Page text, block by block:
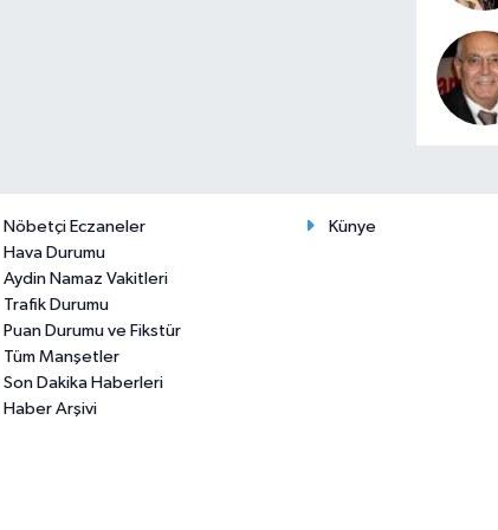
Nöbetçi Eczaneler
Hava Durumu
Aydin Namaz Vakitleri
Trafik Durumu
Puan Durumu ve Fikstür
Tüm Manşetler
Son Dakika Haberleri
Haber Arşivi
Künye